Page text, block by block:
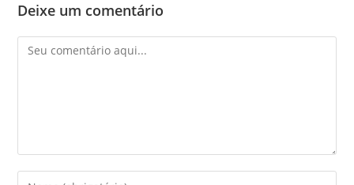
Deixe um comentário